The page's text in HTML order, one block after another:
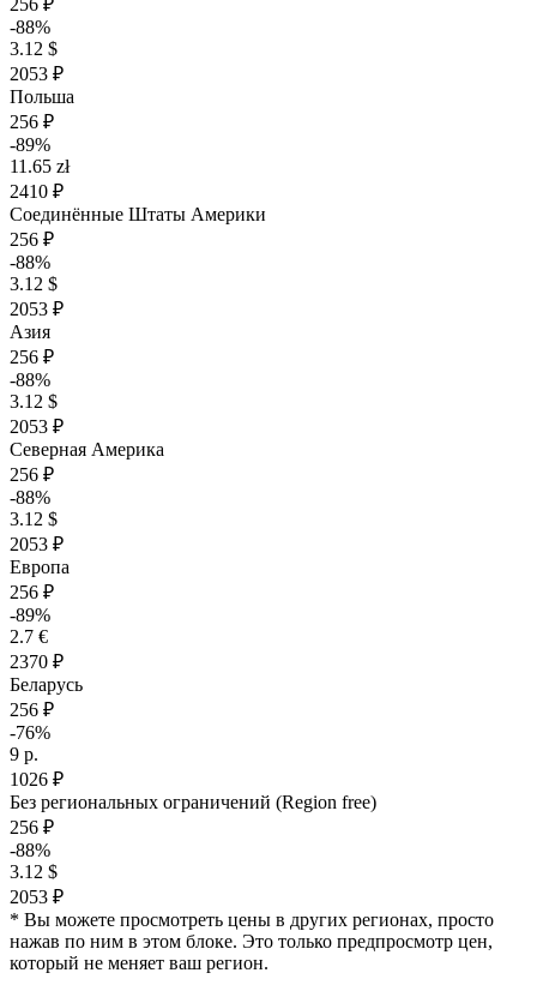
256 ₽
-88%
3.12 $
2053 ₽
Польша
256 ₽
-89%
11.65 zł
2410 ₽
Соединённые Штаты Америки
256 ₽
-88%
3.12 $
2053 ₽
Азия
256 ₽
-88%
3.12 $
2053 ₽
Северная Америка
256 ₽
-88%
3.12 $
2053 ₽
Европа
256 ₽
-89%
2.7 €
2370 ₽
Беларусь
256 ₽
-76%
9 р.
1026 ₽
Без региональных ограничений (Region free)
256 ₽
-88%
3.12 $
2053 ₽
* Вы можете просмотреть цены в других регионах, просто
нажав по ним в этом блоке. Это только предпросмотр цен,
который не меняет ваш регион.